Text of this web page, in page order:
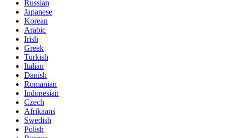
Russian
Japanese
Korean
Arabic
Irish
Greek
Turkish
Italian
Danish
Romanian
Indonesian
Czech
Afrikaans
Swedish
Polish